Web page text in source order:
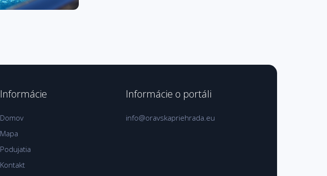
Informácie
Domov
Mapa
Podujatia
Kontakt
Informácie o portáli
info@oravskapriehrada.eu